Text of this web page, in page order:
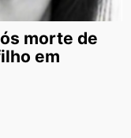
morte de
em